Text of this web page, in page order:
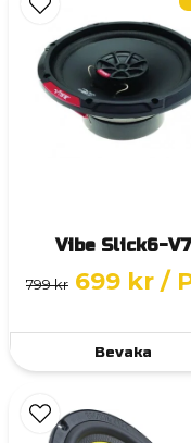
Vibe Slick6-V7
799 kr 699 kr /
Bevaka